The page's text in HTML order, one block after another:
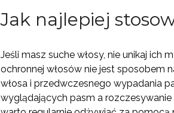
Jak najlepiej
Jeśli masz suche włosy, nie unikaj
ochronnej włosów nie jest sposobem
włosa i przedwczesnego wypadania
wyglądających pasm a rozczesywanie